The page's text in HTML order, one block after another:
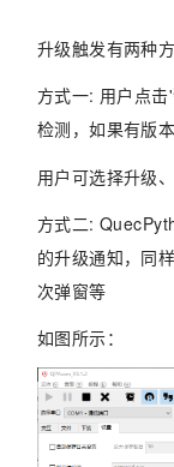
升级触发有两种
方式一: 用户点击'
检测，如果有版
用户可选择升级
方式二:
的升级通知，同
次弹窗等
如图所示：